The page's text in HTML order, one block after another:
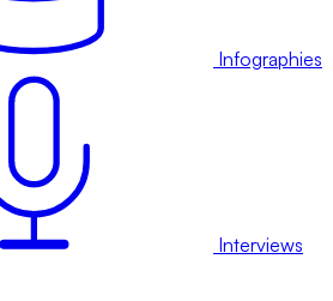
Infographies
Interviews